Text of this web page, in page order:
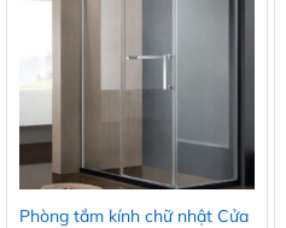
Phòng tắm kính chữ nhật Cửa